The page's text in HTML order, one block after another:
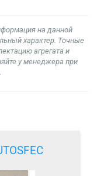
на данной
характер. Точные
агрегата и
у менеджера при